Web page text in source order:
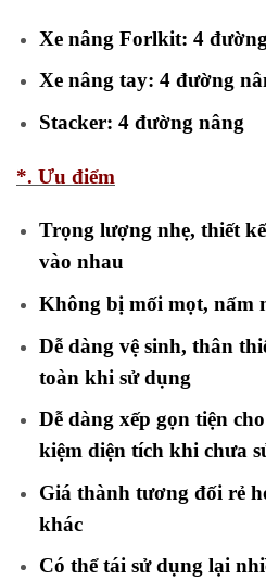
Xe nâng Forlkit: 4
Xe nâng tay: 4 đường
Stacker: 4 đường nâng
*. Ưu điểm
Trọng lượng nhẹ, thiết
vào nhau
Không bị mối mọt, nấm
Dễ dàng vệ sinh, thân
toàn khi sử dụng
Dễ dàng xếp gọn tiện
kiệm diện tích khi chưa
Giá thành tương đối rẻ
khác
Có thể tái sử dụng lại